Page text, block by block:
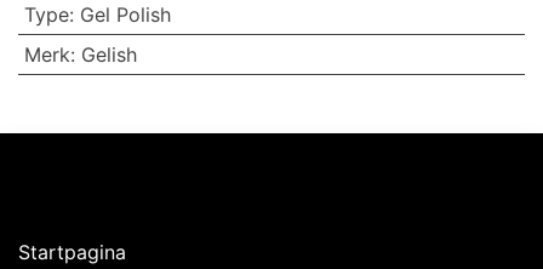
Type: Gel Polish
Merk: Gelish
Startpagina